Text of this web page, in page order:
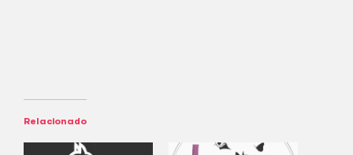
Relacionado